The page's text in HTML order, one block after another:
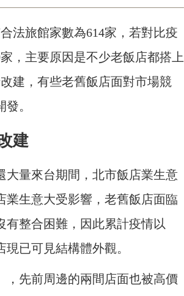
法旅館家數為614家，若對比疫
，主要原因是不少老飯店都搭上
建，有些老舊飯店面對市場競
。
建
大量來台期間，北市飯店業生意
生意大受影響，老舊飯店面臨
有整合困難，因此累計疫情以
已可見結構體外觀。
，先前周邊的兩間店面也被高價